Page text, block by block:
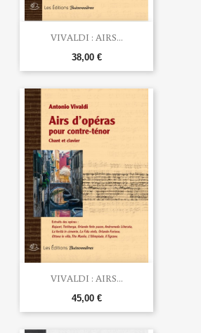
VIVALDI : AIRS...
38,00 €
VIVALDI : AIRS...
45,00 €